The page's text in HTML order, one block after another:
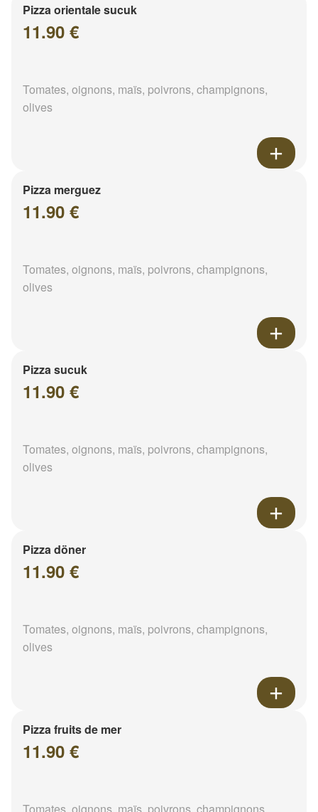
Pizza orientale sucuk
11.90 €
Tomates, oignons, maïs, poivrons, champignons,
olives
Pizza merguez
11.90 €
Tomates, oignons, maïs, poivrons, champignons,
olives
Pizza sucuk
11.90 €
Tomates, oignons, maïs, poivrons, champignons,
olives
Pizza döner
11.90 €
Tomates, oignons, maïs, poivrons, champignons,
olives
Pizza fruits de mer
11.90 €
Tomates, oignons, maïs, poivrons, champignons,